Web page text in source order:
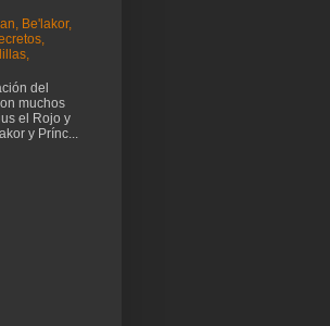
Be'lakor,
del
muchos
el Rojo y
y Prínc...